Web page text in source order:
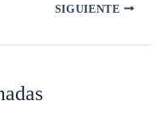
SIGUIENTE